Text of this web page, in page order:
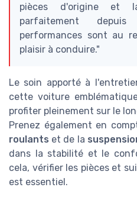
pièces d'origine et
parfaitement
performances sont au
plaisir à conduire."
Le soin apporté à
cette voiture
profiter pleinement sur le
Prenez également en
roulants et de la
dans la stabilité et le
cela, vérifier les pièces et
est essentiel.